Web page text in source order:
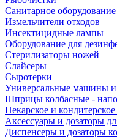
Санитарное оборудование
Измельчители отходов
Инсектицидные лампы
Оборудование для
Стерилизаторы ножей
Слайсеры
Сыротерки
Универсальные машины
Шприцы колбасные -
Пекарское и
Аксессуары и дозаторы
Диспенсеры и дозаторы